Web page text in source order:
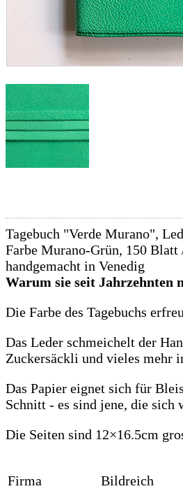
Tagebuch "Verde Murano",
Farbe Murano-Grün, 150 Blatt
handgemacht in Venedig
Warum sie seit Jahrzehnten
Die Farbe des Tagebuchs
Das Leder schmeichelt der
Zuckersäckli und vieles mehr
Das Papier eignet sich für
Schnitt - es sind jene, die sich
Die Seiten sind 12×16.5cm
Firma Bildreich